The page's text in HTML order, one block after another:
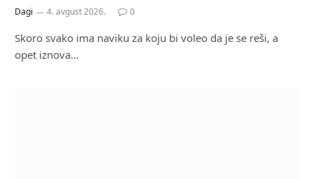
Dagi 4. avgust 2026. 0
Skoro svako ima naviku za koju bi voleo da je se reši, a
opet iznova…